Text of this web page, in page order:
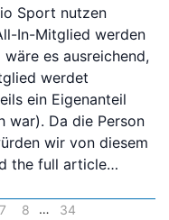
Sport nutzen
In-Mitglied werden
es ausreichend,
werdet
ein Eigenanteil
war). Da die Person
wir von diesem
the full article…
7 8 …
34